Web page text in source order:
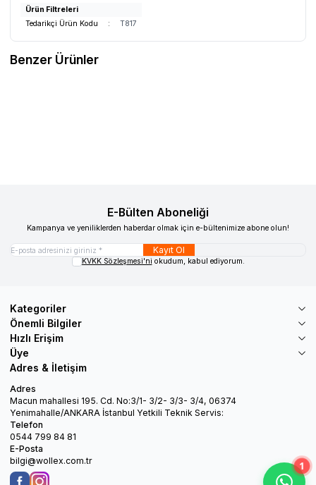
1
Ürün Filtreleri
Tedarikçi Ürün Kodu
: T817
Benzer Ürünler
E-Bülten Aboneliği
Kampanya ve yeniliklerden haberdar olmak için e-bültenimize abone olun!
Kayıt Ol
KVKK Sözleşmesi'ni okudum, kabul ediyorum.
Kategoriler
Önemli Bilgiler
Hızlı Erişim
Üye
Adres & İletişim
Adres
Macun mahallesi 195. Cd. No:3/1- 3/2- 3/3- 3/4, 06374
Yenimahalle/ANKARA İstanbul Yetkili Teknik Servis:
Telefon
0544 799 84 81
E-Posta
bilgi@wollex.com.tr